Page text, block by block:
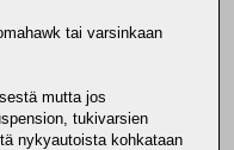
tai varsinkaan
mutta jos
tukivarsien
nykyautoista kohkataan